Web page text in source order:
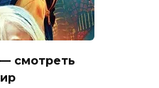
смотреть